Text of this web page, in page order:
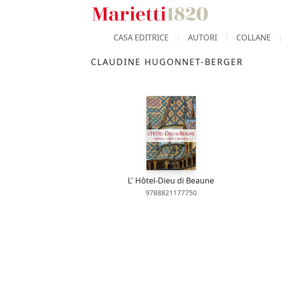
CASA EDITRICE AUTORI COLLANE
CLAUDINE HUGONNET-BERGER
L' Hôtel-Dieu di Beaune
9788821177750